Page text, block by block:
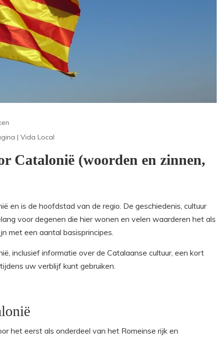
| Vida Local
Catalonië (woorden en zinnen,
en is de hoofdstad van de regio. De geschiedenis, cultuur
voor degenen die hier wonen en velen waarderen het als
met een aantal basisprincipes.
inclusief informatie over de Catalaanse cultuur, een kort
uw verblijf kunt gebruiken.
het eerst als onderdeel van het Romeinse rijk en